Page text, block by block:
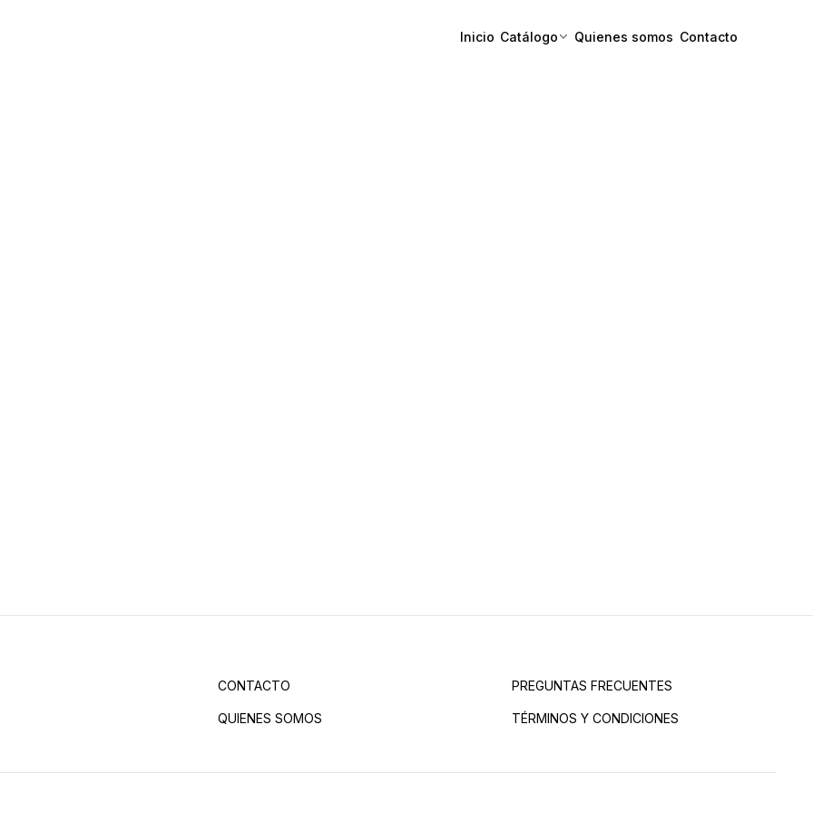
Inicio Catálogo Quienes somos Contacto
CONTACTO
QUIENES SOMOS
PREGUNTAS FRECUENTES
TÉRMINOS Y CONDICIONES